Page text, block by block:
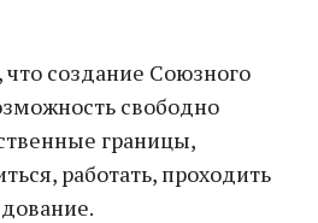
создание Союзного
свободно
границы,
работать, проходить